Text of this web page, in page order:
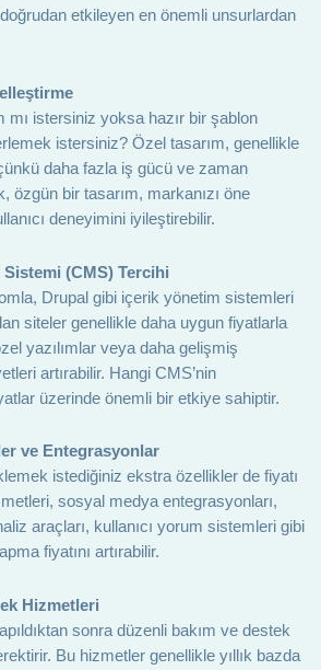
etkileyen en önemli unsurlardan
mı istersiniz yoksa hazır bir şablon
istersiniz? Özel tasarım, genellikle
daha fazla iş gücü ve zaman
özgün bir tasarım, markanızı öne
deneyimini iyileştirebilir.
Sistemi (CMS) Tercihi
Drupal gibi içerik yönetim sistemleri
siteler genellikle daha uygun fiyatlarla
yazılımlar veya daha gelişmiş
artırabilir. Hangi CMS’nin
üzerinde önemli bir etkiye sahiptir.
ve Entegrasyonlar
istediğiniz ekstra özellikler de fiyatı
sosyal medya entegrasyonları,
araçları, kullanıcı yorum sistemleri gibi
fiyatını artırabilir.
Hizmetleri
sonra düzenli bakım ve destek
Bu hizmetler genellikle yıllık bazda